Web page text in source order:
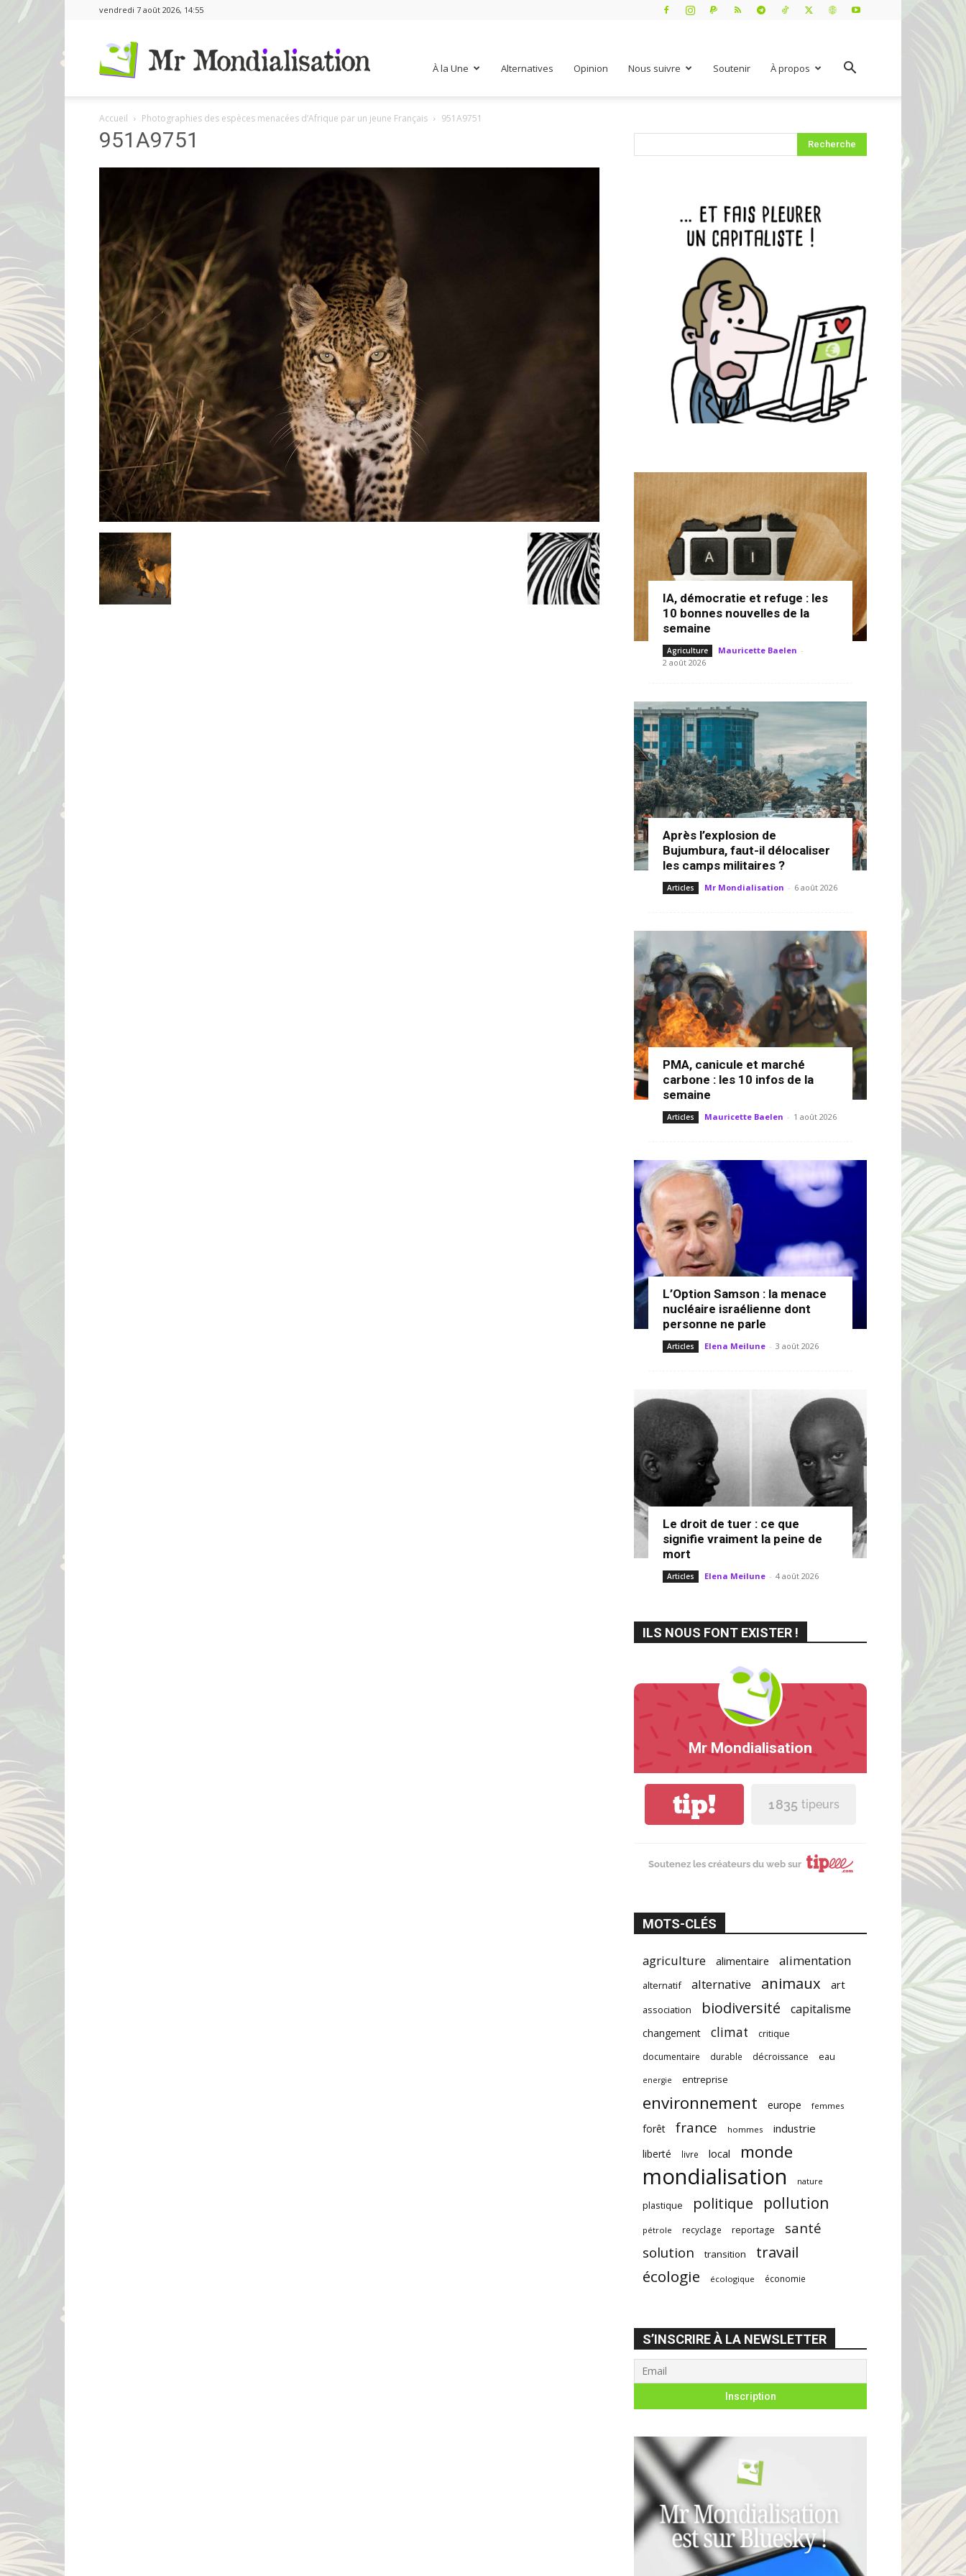
vendredi 7 août 2026, 14:55
À la Une Alternatives Opinion Nous suivre Soutenir À propos
Accueil Photographies des espèces menacées d’Afrique par un jeune Français 951A9751
951A9751
IA, démocratie et refuge : les
10 bonnes nouvelles de la
semaine
Agriculture Mauricette Baelen -
2 août 2026
Après l’explosion de
Bujumbura, faut-il délocaliser
les camps militaires ?
Articles Mr Mondialisation - 6 août 2026
PMA, canicule et marché
carbone : les 10 infos de la
semaine
Articles Mauricette Baelen - 1 août 2026
L’Option Samson : la menace
nucléaire israélienne dont
personne ne parle
Articles Elena Meilune - 3 août 2026
Le droit de tuer : ce que
signifie vraiment la peine de
mort
Articles Elena Meilune - 4 août 2026
ILS NOUS FONT EXISTER !
Mr Mondialisation
tip! 1 835 tipeurs
Soutenez les créateurs du web sur
MOTS-CLÉS
agriculture alimentaire alimentation
alternatif alternative animaux art
association biodiversité capitalisme
changement climat
critique
documentaire
durable décroissance eau
energie entreprise
environnement europe femmes
forêt france hommes industrie
liberté livre local monde
mondialisation nature
plastique politique pollution
pétrole recyclage reportage
santé
solution
transition
travail
écologie
écologique économie
S’INSCRIRE À LA NEWSLETTER